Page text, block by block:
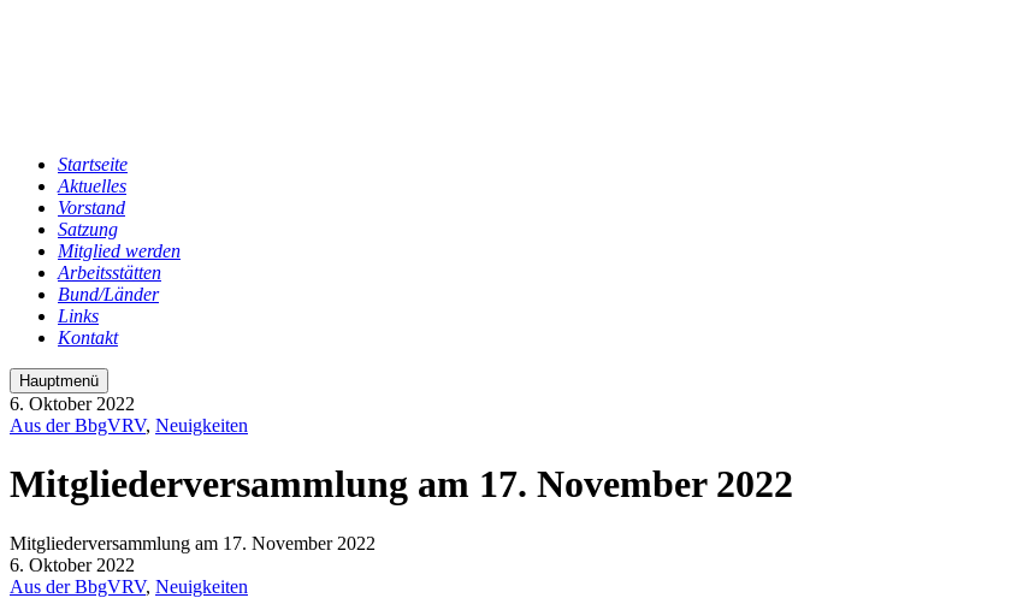
Startseite
Aktuelles
Vorstand
Satzung
Mitglied werden
Arbeitsstätten
Bund/Länder
Links
Kontakt
Hauptmenü
6. Oktober 2022
Aus der BbgVRV, Neuigkeiten
Mitgliederversammlung am 17. November 2022
Mitgliederversammlung am 17. November 2022
6. Oktober 2022
Aus der BbgVRV, Neuigkeiten